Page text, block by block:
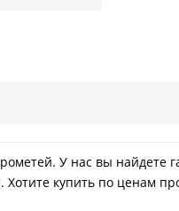
У нас вы найдете
купить по ценам